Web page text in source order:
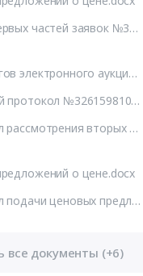
Протокол рассмотрения первых частей заявок №32615981079.pdf
Протокол подведения итогов электронного аукциона №32615981079.pdf
Печатная форма: Итоговый протокол №32615981079-04
Печатная форма: Протокол рассмотрения вторых частей заявок №32615981079-03
о цене.docx
Печатная форма: Протокол подачи ценовых предложений №32615981079-02
все документы (+6)